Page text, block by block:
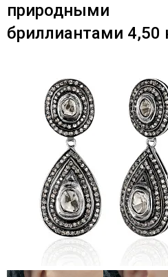
природными
бриллиантами 4,50